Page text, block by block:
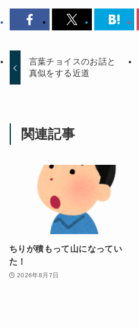
言葉チョイスのお話と
真似をする近道
関連記事
ちりが積もって山になってい
た！
2026年8月7日